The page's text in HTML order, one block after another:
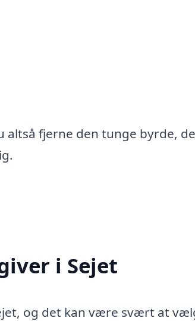
fjerne den tunge byrde,
i Sejet
og det kan være svært at